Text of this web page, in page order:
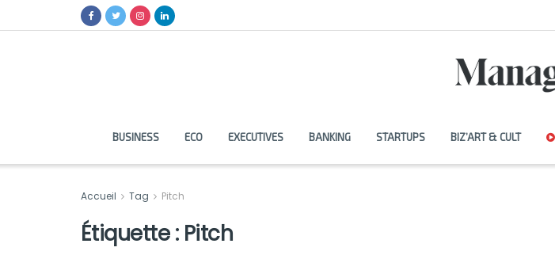
BUSINESS ECO EXECUTIVES BANKING STARTUPS BIZ’ART & CULT
Accueil Tag Pitch
Étiquette : Pitch